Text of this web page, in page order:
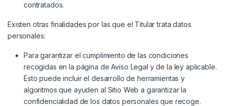
contratados.
Existen otras finalidades por las que el Titular trata datos
personales:
Para garantizar el cumplimiento de las condiciones
recogidas en la página de Aviso Legal y de la ley aplicable.
Esto puede incluir el desarrollo de herramientas y
algoritmos que ayuden al Sitio Web a garantizar la
confidencialidad de los datos personales que recoge.